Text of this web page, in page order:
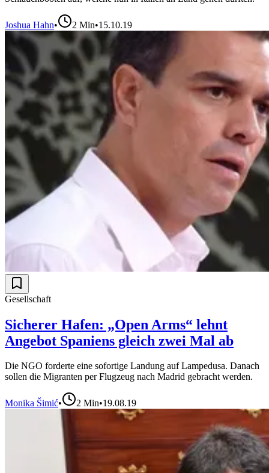
Joshua Hahn• 2 Min•15.10.19
Gesellschaft
Sicherer Hafen: „Open Arms“ lehnt
Angebot Spaniens gleich zwei Mal ab
Die NGO forderte eine sofortige Landung auf Lampedusa. Danach
sollen die Migranten per Flugzeug nach Madrid gebracht werden.
Monika Šimić• 2 Min•19.08.19